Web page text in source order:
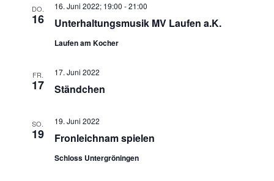
DO.
16 Unterhaltungsmusik MV Laufen a.K.
16. Juni 2022; 19:00 -21:00
Laufen am Kocher
FR.
17 Ständchen
17. Juni 2022
SO.
19 Fronleichnam spielen
19. Juni 2022
Schloss Untergröningen